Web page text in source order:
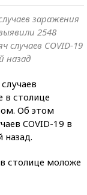
заражения
2548
случаев COVID-19
назад
в столице
Об этом
COVID-19 в
назад.
столице моложе